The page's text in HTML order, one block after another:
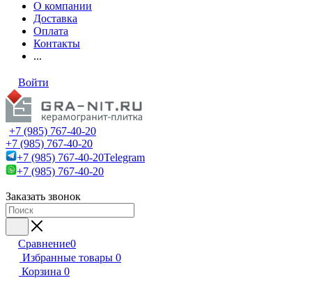
О компании
Доставка
Оплата
Контакты
...
Войти
+7 (985) 767-40-20
+7 (985) 767-40-20
+7 (985) 767-40-20Telegram
+7 (985) 767-40-20
Заказать звонок
Сравнение0
Избранные товары 0
Корзина 0